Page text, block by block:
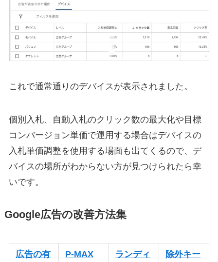
これで通常通りのデバイスが表示されました。
個別入札、自動入札のクリック数の最大化や目標
コンバージョン単価で運用する場合はデバイスの
入札単価調整を使用する場面も出てくるので、デ
バイスの場所がわからない方が見つけられたら幸
いです。
Google広告の改善方法集
広告の有
P-MAX
ランディ
除外キー